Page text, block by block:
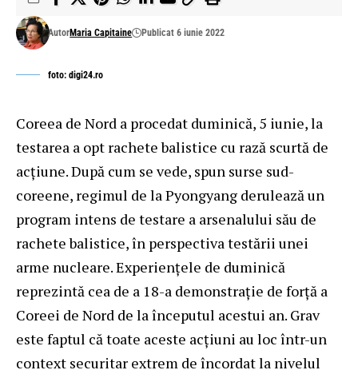
AutorMaria Capitaine Publicat 6 iunie 2022
foto: digi24.ro
Coreea de Nord a procedat duminică, 5 iunie, la
testarea a opt rachete balistice cu rază scurtă de
acțiune. După cum se vede, spun surse sud-
coreene, regimul de la Pyongyang derulează un
program intens de testare a arsenalului său de
rachete balistice, în perspectiva testării unei
arme nucleare. Experiențele de duminică
reprezintă cea de a 18-a demonstraţie de forță a
Coreei de Nord de la începutul acestui an. Grav
este faptul că toate aceste acţiuni au loc într-un
context securitar extrem de încordat la nivelul